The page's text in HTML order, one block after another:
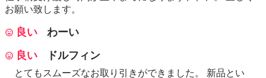
お願い致します。
良い
わーい
良い
ドルフィン
とてもスムーズなお取り引きができました。 新品とい